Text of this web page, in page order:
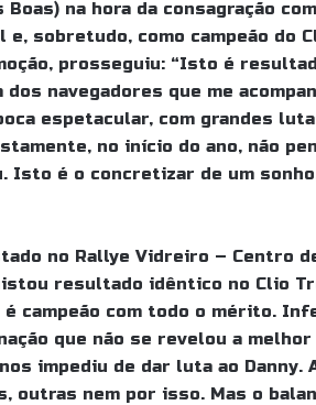
na hora da consagração
sobretudo, como campeão do
prosseguiu: “Isto é
dos navegadores que me
espetacular, com grandes
no início do ano, não
é o concretizar de um
no Rallye Vidreiro – Centro
resultado idêntico no Clio
é campeão com todo o mérito.
que não se revelou a
impediu de dar luta ao Danny.
outras nem por isso. Mas o